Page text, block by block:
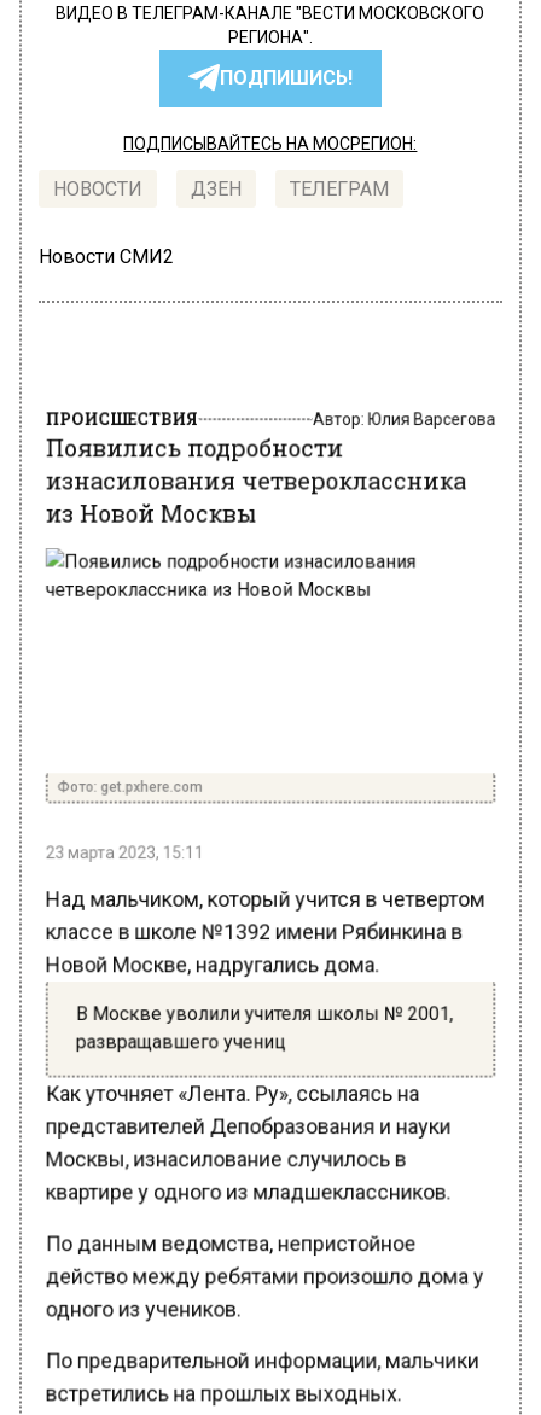
ВИДЕО В ТЕЛЕГРАМ-КАНАЛЕ "ВЕСТИ МОСКОВСКОГО
РЕГИОНА".
ПОДПИШИСЬ!
ПОДПИСЫВАЙТЕСЬ НА МОСРЕГИОН:
НОВОСТИ ДЗЕН ТЕЛЕГРАМ
Новости СМИ2
Появились подробности
изнасилования четвероклассника
из Новой Москвы
классе в школе №1392 имени Рябинкина в
Новой Москве, надругались дома.
развращавшего учениц
Как уточняет «Лента. Ру», ссылаясь на
представителей Депобразования и науки
Москвы, изнасилование случилось в
квартире у одного из младшеклассников.
По данным ведомства, непристойное
действо между ребятами произошло дома у
одного из учеников.
По предварительной информации, мальчики
встретились на прошлых выходных.